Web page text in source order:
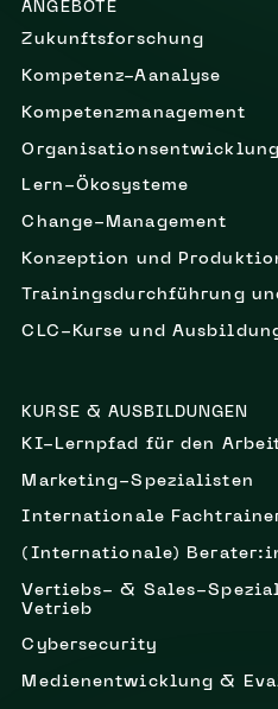
ANGEBOTE
Zukunftsforschung
Kompetenz-Aanalyse
Kompetenzmanagement
Organisationsentwicklung
Lern-Ökosysteme
Change-Management
Konzeption und
Trainingsdurchführung
CLC-Kurse und
KURSE & AUSBILDUNGEN
KI-Lernpfad für den
Marketing-Spezialisten
Internationale
(Internationale)
Vertiebs- & Sales-
Vetrieb
Cybersecurity
Medienentwicklung &